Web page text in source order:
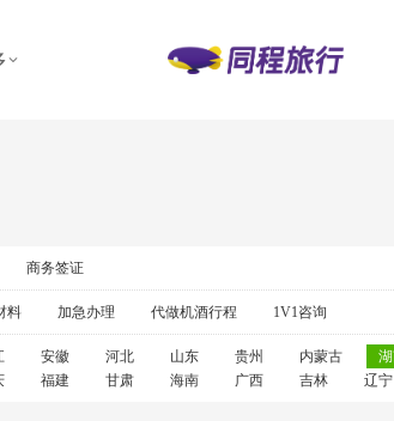
商务签证
料 加急办理 代做机酒行程 1V1咨询
安徽 河北 山东 贵州 内蒙古
福建 甘肃 海南 广西 吉林 辽宁